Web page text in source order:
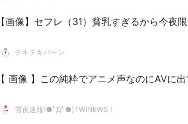
【画像】セフレ（31）貧乳すぎるから今夜
チキチキバーン
【 画像 】この純粋でアニメ声なのにAVに
雪夜速報(●ﾟДﾟ●)TWINEWS！